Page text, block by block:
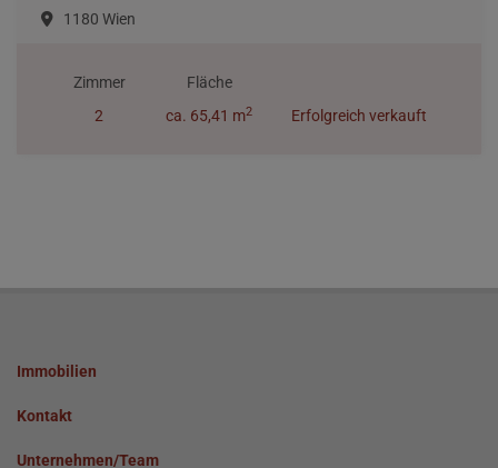
1180 Wien
Zimmer
2
Fläche
ca. 65,41 m2 Erfolgreich verkauft
Immobilien
Kontakt
Unternehmen/Team